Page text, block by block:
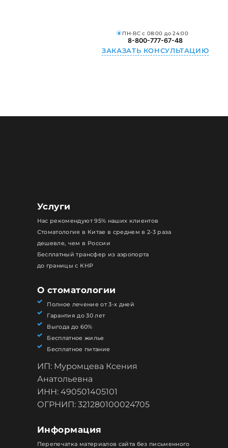
ПН-ВС с 08:00 до 24:00
8-800-777-67-48
ЗАКАЗАТЬ КОНСУЛЬТАЦИЮ
Услуги
Нас рекомендуют 95% наших клиентов
Стоматология в Китае в среднем в 2-3 раза
дешевле, чем в России
Бесплатный трансфер из аэропорта
до границы с КНР
О стоматологии
Полное лечение от 3-х дней
Гарантия до 30 лет
Выгода до 60%
Бесплатное жилье
Бесплатное питание
ИП: Муромцева Ксения
Анатольевна
ИНН: 490501405101
ОГРНИП: 321280100024705
Информация
Перепечатка материалов сайта без письменного